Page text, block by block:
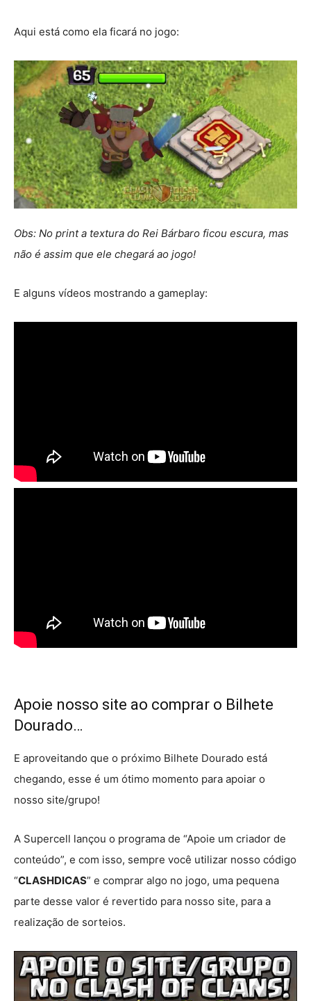
Aqui está como ela ficará no jogo:
Obs: No print a textura do Rei Bárbaro ficou escura, mas
não é assim que ele chegará ao jogo!
E alguns vídeos mostrando a gameplay:
Apoie nosso site ao comprar o Bilhete
Dourado…
E aproveitando que o próximo Bilhete Dourado está
chegando, esse é um ótimo momento para apoiar o
nosso site/grupo!
A Supercell lançou o programa de “Apoie um criador de
conteúdo”, e com isso, sempre você utilizar nosso código
“CLASHDICAS” e comprar algo no jogo, uma pequena
parte desse valor é revertido para nosso site, para a
realização de sorteios.